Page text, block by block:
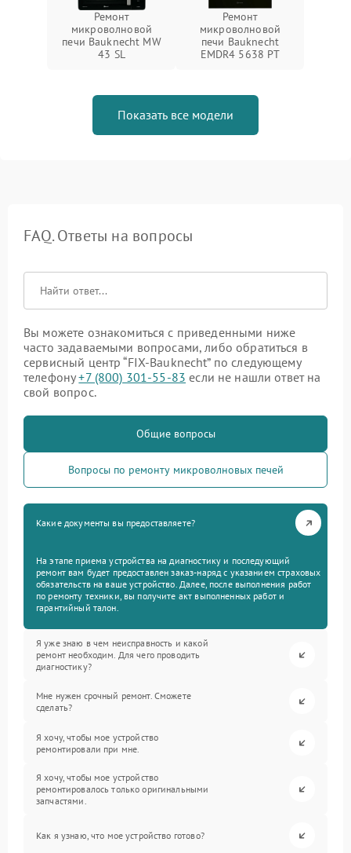
Ремонт
микроволновой
печи Bauknecht MW
43 SL
Ремонт
микроволновой
печи Bauknecht
EMDR4 5638 PT
Показать все модели
FAQ. Ответы на вопросы
Вы можете ознакомиться с приведенными ниже
часто задаваемыми вопросами, либо обратиться в
сервисный центр “FIX-Bauknecht” по следующему
телефону+7 (800) 301-55-83 если не нашли ответ на
свой вопрос.
Общие вопросы
Вопросы по ремонту микроволновых печей
Какие документы вы предоставляете?
На этапе приема устройства на диагностику и последующий
ремонт вам будет предоставлен заказ-наряд с указанием страховых
обязательств на ваше устройство. Далее, после выполнения работ
по ремонту техники, вы получите акт выполненных работ и
гарантийный талон.
Я уже знаю в чем неисправность и какой
ремонт необходим. Для чего проводить
диагностику?
Мне нужен срочный ремонт. Сможете
сделать?
Я хочу, чтобы мое устройство
ремонтировали при мне.
Я хочу, чтобы мое устройство
ремонтировалось только оригинальными
запчастями.
Как я узнаю, что мое устройство готово?